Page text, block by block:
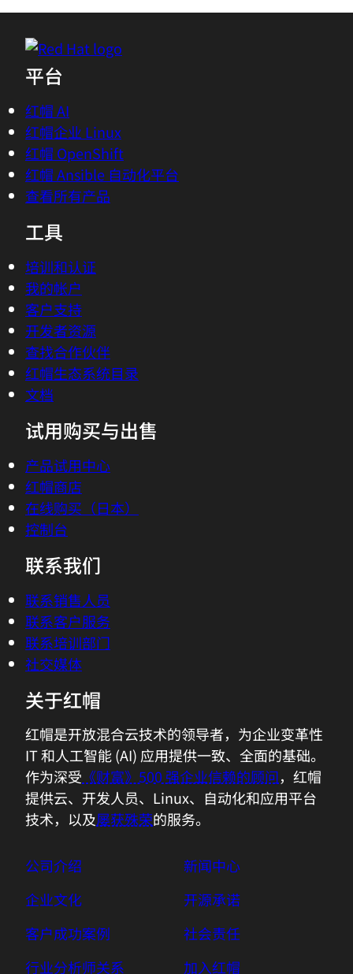
平台
红帽 AI
红帽企业 Linux
红帽 OpenShift
红帽 Ansible 自动化平台
查看所有产品
工具
培训和认证
我的帐户
客户支持
开发者资源
查找合作伙伴
红帽生态系统目录
文档
试用购买与出售
产品试用中心
红帽商店
在线购买（日本）
控制台
联系我们
联系销售人员
联系客户服务
联系培训部门
社交媒体
关于红帽
红帽是开放混合云技术的领导者，为企业变革性
IT 和人工智能 (AI) 应用提供一致、全面的基础。
作为深受 《财富》500 强企业信赖的顾问，红帽
提供云、开发人员、Linux、自动化和应用平台
技术，以及屡获殊荣的服务。
公司介绍
企业文化
客户成功案例
行业分析师关系
新闻中心
开源承诺
社会责任
加入红帽